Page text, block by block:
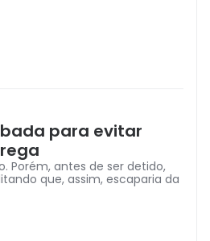
para evitar
Porém, antes de ser detido,
que, assim, escaparia da